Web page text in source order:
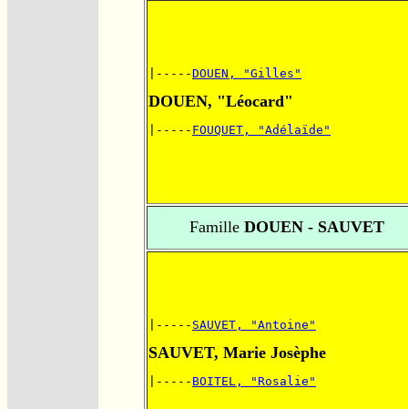
|-----DOUEN, "Gilles"
DOUEN, "Léocard"
|----- FOUQUET, "Adélaïde"
FamilleDOUEN - SAUVET
|----- SAUVET, "Antoine"
SAUVET, Marie Josèphe
|----- BOITEL, "Rosalie"